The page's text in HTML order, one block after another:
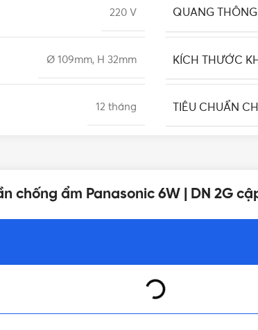
220 V QUANG THÔNG
Ø 109mm, H 32mm KÍCH THƯỚC
12 tháng TIÊU CHUẨN
100° CHẤT LIỆU
chống ẩm Panasonic 6W | DN 2G